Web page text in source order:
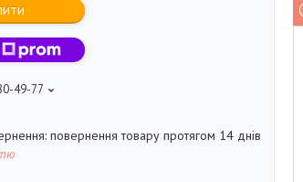
49-77
повернення товару протягом 14 днів